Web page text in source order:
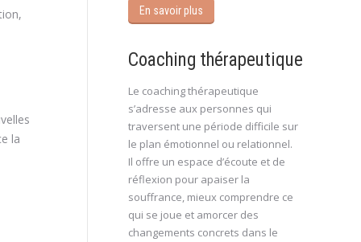
la
En savoir plus
Coaching thérapeutique
Le coaching thérapeutique
s’adresse aux personnes qui
traversent une période difficile sur
le plan émotionnel ou relationnel.
Il offre un espace d’écoute et de
réflexion pour apaiser la
souffrance, mieux comprendre ce
qui se joue et amorcer des
changements concrets dans le